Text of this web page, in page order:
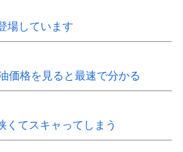
場しています
価格を見ると最速で分かる
くてスキャってしまう